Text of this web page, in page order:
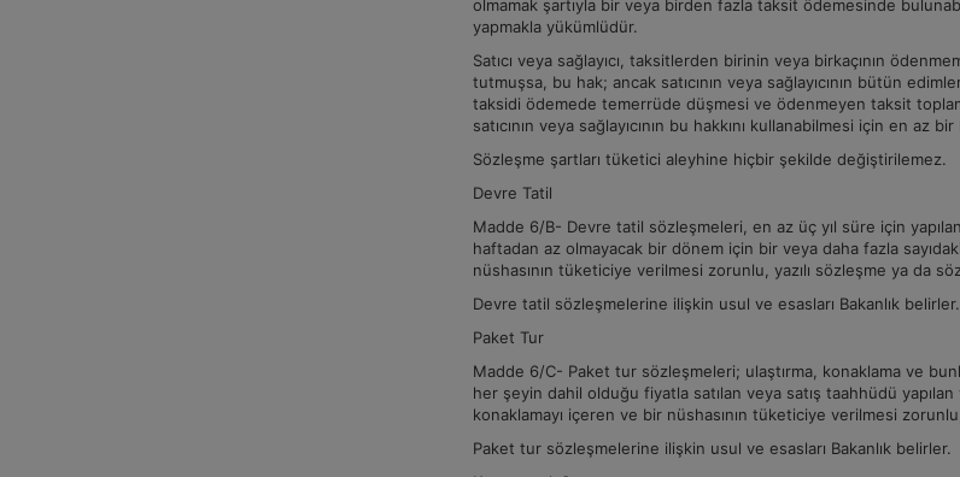
olmamak şartıyla bir veya birden fazla taksit ödemesinde
yapmakla yükümlüdür.
Satıcı veya sağlayıcı, taksitlerden birinin veya birkaçının
tutmuşsa, bu hak; ancak satıcının veya sağlayıcının bütün
taksidi ödemede temerrüde düşmesi ve ödenmeyen taksit
satıcının veya sağlayıcının bu hakkını kullanabilmesi için en
Sözleşme şartları tüketici aleyhine hiçbir şekilde değiştirilemez.
Devre Tatil
Madde 6/B- Devre tatil sözleşmeleri, en az üç yıl süre için
haftadan az olmayacak bir dönem için bir veya daha fazla
nüshasının tüketiciye verilmesi zorunlu, yazılı sözleşme ya da
Devre tatil sözleşmelerine ilişkin usul ve esasları Bakanlık belirler.
Paket Tur
Madde 6/C- Paket tur sözleşmeleri; ulaştırma, konaklama ve
her şeyin dahil olduğu fiyatla satılan veya satış taahhüdü
konaklamayı içeren ve bir nüshasının tüketiciye verilmesi
Paket tur sözleşmelerine ilişkin usul ve esasları Bakanlık belirler.